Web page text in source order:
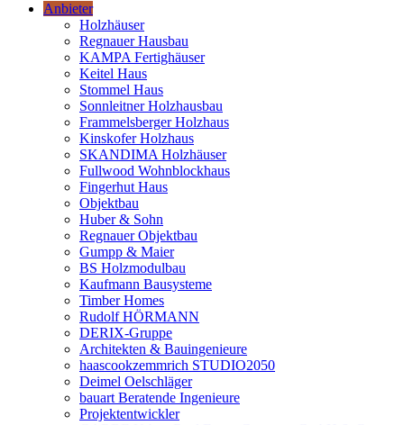
Anbieter
Holzhäuser
Regnauer Hausbau
KAMPA Fertighäuser
Keitel Haus
Stommel Haus
Sonnleitner Holzhausbau
Frammelsberger Holzhaus
Kinskofer Holzhaus
SKANDIMA Holzhäuser
Fullwood Wohnblockhaus
Fingerhut Haus
Objektbau
Huber & Sohn
Regnauer Objektbau
Gumpp & Maier
BS Holzmodulbau
Kaufmann Bausysteme
Timber Homes
Rudolf HÖRMANN
DERIX-Gruppe
Architekten & Bauingenieure
haascookzemmrich STUDIO2050
Deimel Oelschläger
bauart Beratende Ingenieure
Projektentwickler